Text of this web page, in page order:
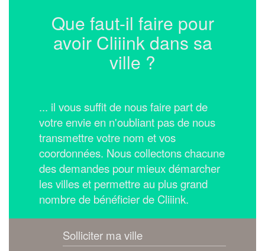
Que faut-il faire pour
avoir Cliiink dans sa
ville ?
... il vous suffit de nous faire part de
votre envie en n'oubliant pas de nous
transmettre votre nom et vos
coordonnées. Nous collectons chacune
des demandes pour mieux démarcher
les villes et permettre au plus grand
nombre de bénéficier de Cliiink.
Solliciter ma ville